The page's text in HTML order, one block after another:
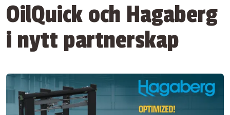
OilQuick och Hagaberg
i nytt partnerskap